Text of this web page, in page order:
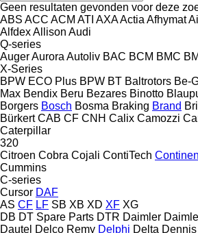
Geen resultaten gevonden voor deze
ABS ACC ACM ATI AXAActia Afhymat
AlfdexAllison Audi
Q-series
AugerAurora Autoliv BAC BCM BMC
X-Series
BPW ECO Plus BPW BT Baltrotors Be-
Max Bendix Beru Bezares Binotto
Borgers Bosch Bosma Braking Brand
Bürkert CAB CF CNH Calix Camozzi
Caterpillar
320
Citroen Cobra Cojali ContiTech
Cummins
C-series
Cursor DAF
AS CF LF SB XB XD XF XG
DB DT Spare Parts DTR Daimler
Dautel Delco Remy Delphi Delta Dennis